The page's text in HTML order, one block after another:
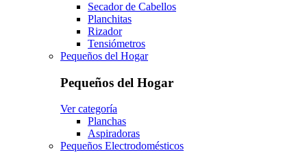
Secador de Cabellos
Planchitas
Rizador
Tensiómetros
Pequeños del Hogar
Pequeños del Hogar
Ver categoría
Planchas
Aspiradoras
Pequeños Electrodomésticos